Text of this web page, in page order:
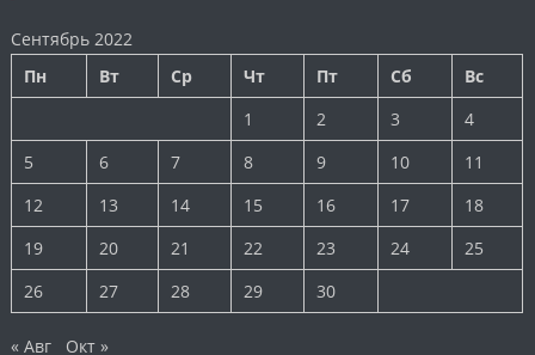
Сентябрь 2022
Пн
Вт Ср Чт Пт Сб
Вс
1
2 3
4
5
6 7 8 9 10
11
12
13 14 15 16 17
18
19
20 21 22 23 24
25
26
27 28 29 30
« Авг Окт »